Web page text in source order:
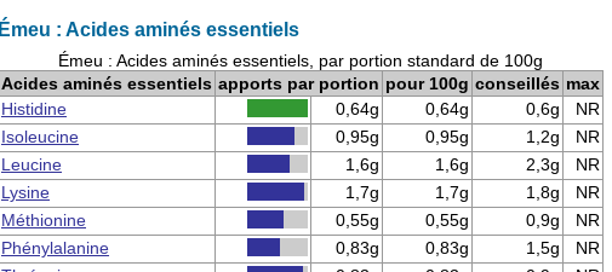
Émeu : Acides aminés essentiels
Émeu : Acides aminés essentiels, par portion standard de 100g
Acides aminés essentiels apports par portion pour 100g conseillés max
Histidine
0,64g 0,64g 0,6g
NR
Isoleucine
0,95g 0,95g 1,2g
NR
Leucine
1,6g 1,6g 2,3g
NR
Lysine
1,7g 1,7g 1,8g
NR
Méthionine
0,55g 0,55g 0,9g
NR
Phénylalanine
0,83g 0,83g 1,5g
NR